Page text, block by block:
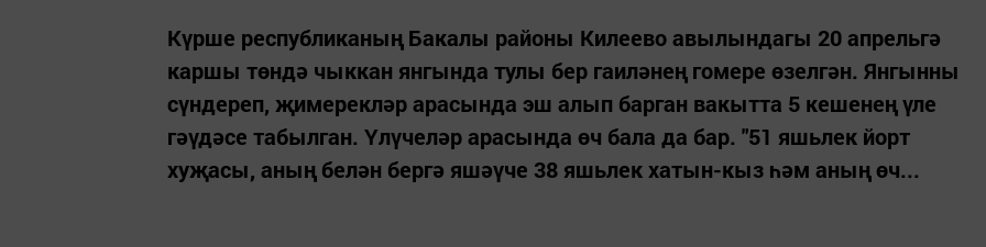
Күрше республиканың Бакалы районы Килеево авылындагы 20 апрельгә
каршы төндә чыккан янгында тулы бер гаиләнең гомере өзелгән. Янгынны
сүндереп, җимерекләр арасында эш алып барган вакытта 5 кешенең үле
гәүдәсе табылган. Үлүчеләр арасында өч бала да бар. "51 яшьлек йорт
хуҗасы, аның белән бергә яшәүче 38 яшьлек хатын-кыз һәм аның өч...